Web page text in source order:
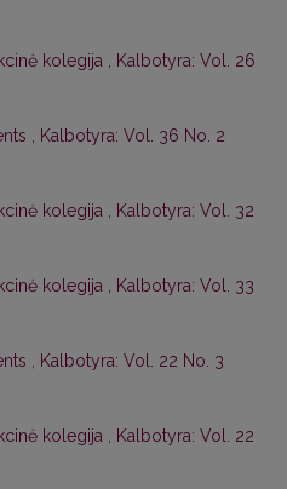
kolegija
Kalbotyra: Vol. 26
Kalbotyra: Vol. 36 No. 2
kolegija
Kalbotyra: Vol. 32
kolegija
Kalbotyra: Vol. 33
Kalbotyra: Vol. 22 No. 3
kolegija
Kalbotyra: Vol. 22